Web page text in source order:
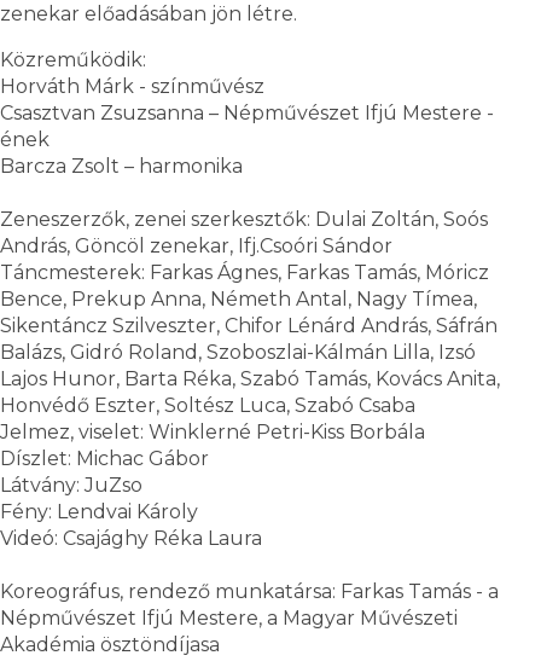
zenekar előadásában jön létre.
Közreműködik:
Horváth Márk - színművész
Csasztvan Zsuzsanna – Népművészet Ifjú Mestere -
ének
Barcza Zsolt – harmonika
Zeneszerzők, zenei szerkesztők: Dulai Zoltán, Soós
András, Göncöl zenekar, Ifj.Csoóri Sándor
Táncmesterek: Farkas Ágnes, Farkas Tamás, Móricz
Bence, Prekup Anna, Németh Antal, Nagy Tímea,
Sikentáncz Szilveszter, Chifor Lénárd András, Sáfrán
Balázs, Gidró Roland, Szoboszlai-Kálmán Lilla, Izsó
Lajos Hunor, Barta Réka, Szabó Tamás, Kovács Anita,
Honvédő Eszter, Soltész Luca, Szabó Csaba
Jelmez, viselet: Winklerné Petri-Kiss Borbála
Díszlet: Michac Gábor
Látvány: JuZso
Fény: Lendvai Károly
Videó: Csajághy Réka Laura
Koreográfus, rendező munkatársa: Farkas Tamás - a
Népművészet Ifjú Mestere, a Magyar Művészeti
Akadémia ösztöndíjasa